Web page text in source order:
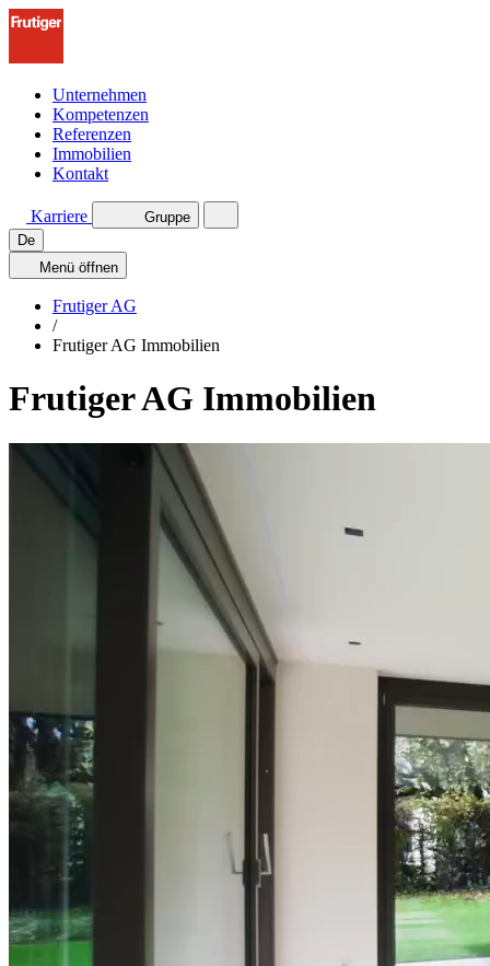
Unternehmen
Kompetenzen
Referenzen
Immobilien
Kontakt
Karriere
Gruppe
De
Menü öffnen
Frutiger AG
/
Frutiger AG Immobilien
Frutiger AG Immobilien